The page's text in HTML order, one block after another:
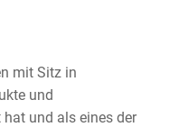
mit Sitz in
und
und als eines der